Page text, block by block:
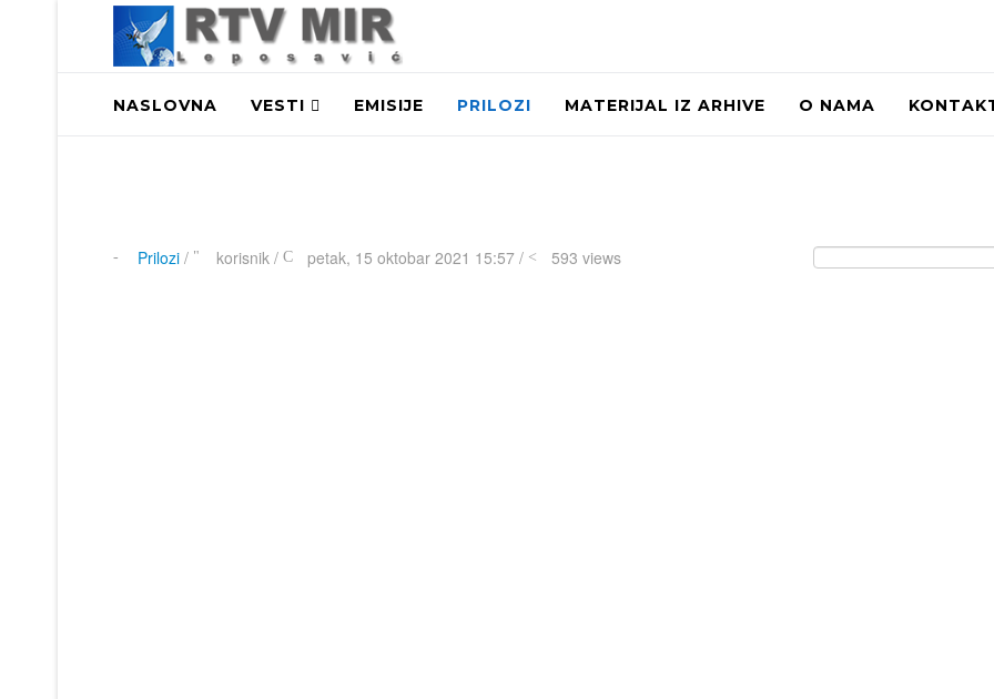
NASLOVNA VESTI EMISIJE PRILOZI MATERIJAL IZ ARHIVE O NAMA
Prilozi/ korisnik / petak, 15 oktobar 2021 15:57 / 593 views